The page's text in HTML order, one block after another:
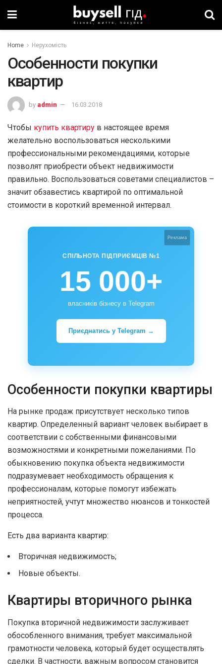
Home Нерухомість
Особенности покупки
квартир
by admin 16.03.2018
Чтобы купить квартиру в настоящее время
желательно воспользоваться несколькими
профессиональными рекомендациями, которые
позволят приобрести объект недвижимости
правильно. Воспользоваться советами специалистов –
значит обзавестись квартирой по оптимальной
стоимости в короткий временной интервал.
Реклама
СПІЛЬНОТА ПІДПРИЄМЦІВ №1
15 000+
власників бізнесу в Telegram
Приєднатись у Telegram →
Особенности покупки квартиры
На рынке продаж присутствует несколько типов
квартир. Определенный вариант человек выбирает в
соответствии с собственными финансовыми
возможностями и конкретными пожеланиями. По
обыкновению покупка объекта недвижимости
подразумевает необходимость обращения к
профессионалам, которые помогут избежать
неприятностей, учтут множество нюансов и тонкостей
процесса.
Есть два варианта квартир:
Вторичная недвижимость;
Новые объекты.
Квартиры вторичного рынка
Покупка вторичной недвижимости заслуживает
обособленного внимания, требует максимальной
грамотности человека, который будет осуществлять
сделки. В частности, важным вопросом становится